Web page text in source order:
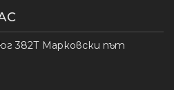
382Т Марковски път